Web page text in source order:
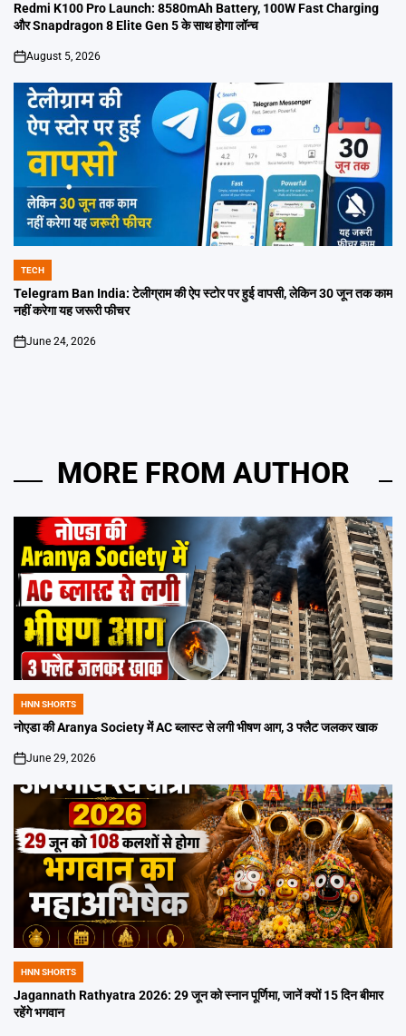
IN
Redmi K100 Pro Launch: 8580mAh Battery, 100W Fast Charging
और Snapdragon 8 Elite Gen 5 के साथ होगा लॉन्च
on
August 5, 2026
POSTED
IN
TECH
Telegram Ban India: टेलीग्राम की ऐप स्टोर पर हुई वापसी, लेकिन 30 जून तक काम
नहीं करेगा यह जरूरी फीचर
on
June 24, 2026
MORE FROM AUTHOR
POSTED
IN
HNN SHORTS
नोएडा की Aranya Society में AC ब्लास्ट से लगी भीषण आग, 3 फ्लैट जलकर खाक
on
June 29, 2026
POSTED
IN
HNN SHORTS
Jagannath Rathyatra 2026: 29 जून को स्नान पूर्णिमा, जानें क्यों 15 दिन बीमार
रहेंगे भगवान